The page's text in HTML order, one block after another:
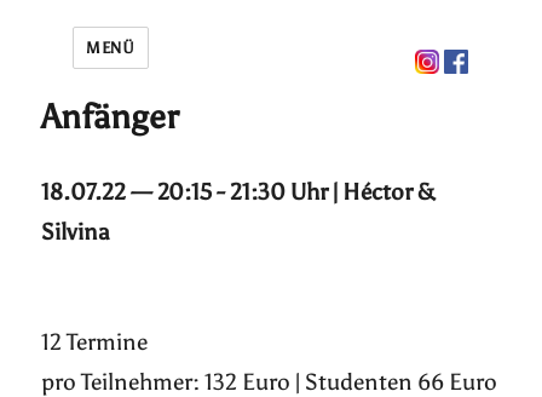
MENÜ
Anfänger
18.07.22 — 20:15 - 21:30 Uhr | Héctor &
Silvina
12 Termine
pro Teilnehmer: 132 Euro | Studenten 66 Euro